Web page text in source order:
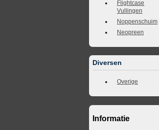
Flightcase
Vullingen
Noppenschuim
Neopreen
Diversen
Overige
Informatie